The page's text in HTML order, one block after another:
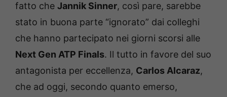
fatto che Jannik Sinner, così pare, sarebbe
stato in buona parte “ignorato” dai colleghi
che hanno partecipato nei giorni scorsi alle
Next Gen ATP Finals. Il tutto in favore del suo
antagonista per eccellenza, Carlos Alcaraz,
che ad oggi, secondo quanto emerso,